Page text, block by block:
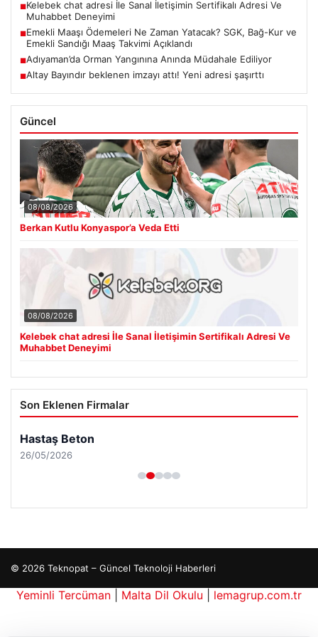
■Kelebek chat adresi İle Sanal İletişimin Sertifikalı Adresi Ve
Muhabbet Deneyimi
■Emekli Maaşı Ödemeleri Ne Zaman Yatacak? SGK, Bağ-Kur ve
Emekli Sandığı Maaş Takvimi Açıklandı
■Adıyaman’da Orman Yangınına Anında Müdahale Ediliyor
■Altay Bayındır beklenen imzayı attı! Yeni adresi şaşırttı
Güncel
08/08/2026
Berkan Kutlu Konyaspor’a Veda Etti
08/08/2026
Kelebek chat adresi İle Sanal İletişimin Sertifikalı Adresi Ve
Muhabbet Deneyimi
Son Eklenen Firmalar
Hastaş Beton
26/05/2026
© 2026 Teknopat – Güncel Teknoloji Haberleri
siteleri
Yeminli Tercüman Malta Dil Okulu
lemagrup.com.tr